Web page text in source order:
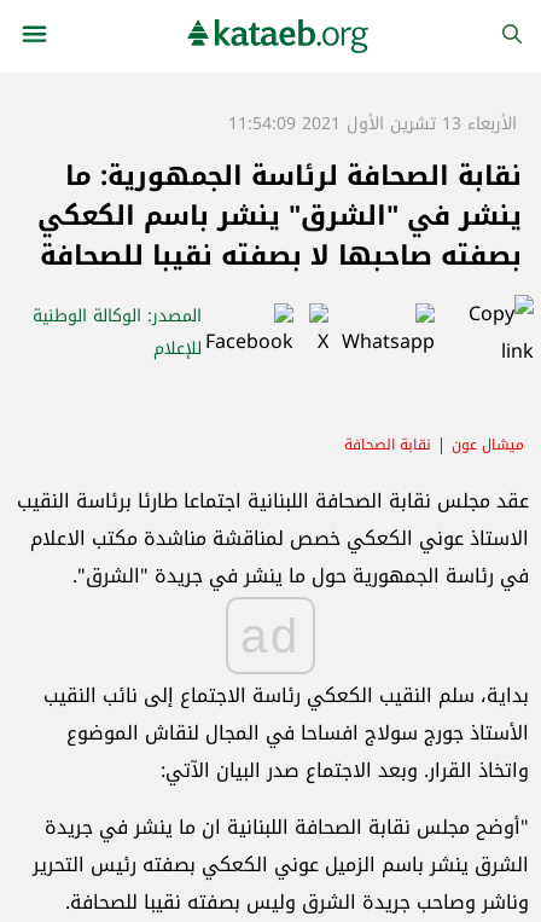
الأربعاء 13 تشرين الأول 2021 11:54:09
نقابة الصحافة لرئاسة الجمهورية: ما
ينشر في "الشرق" ينشر باسم الكعكي
بصفته صاحبها لا بصفته نقيبا للصحافة
المصدر: الوكالة الوطنية
للإعلام
ميشال عون نقابة الصحافة
عقد مجلس نقابة الصحافة اللبنانية اجتماعا طارئا برئاسة النقيب
الاستاذ عوني الكعكي خصص لمناقشة مناشدة مكتب الاعلام
في رئاسة الجمهورية حول ما ينشر في جريدة "الشرق".
ad
بداية، سلم النقيب الكعكي رئاسة الاجتماع إلى نائب النقيب
الأستاذ جورج سولاج افساحا في المجال لنقاش الموضوع
واتخاذ القرار. وبعد الاجتماع صدر البيان الآتي:
"أوضح مجلس نقابة الصحافة اللبنانية ان ما ينشر في جريدة
الشرق ينشر باسم الزميل عوني الكعكي بصفته رئيس التحرير
وناشر وصاحب جريدة الشرق وليس بصفته نقيبا للصحافة.